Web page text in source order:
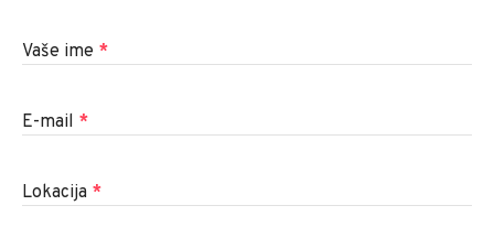
Vaše ime *
E-mail *
Lokacija *